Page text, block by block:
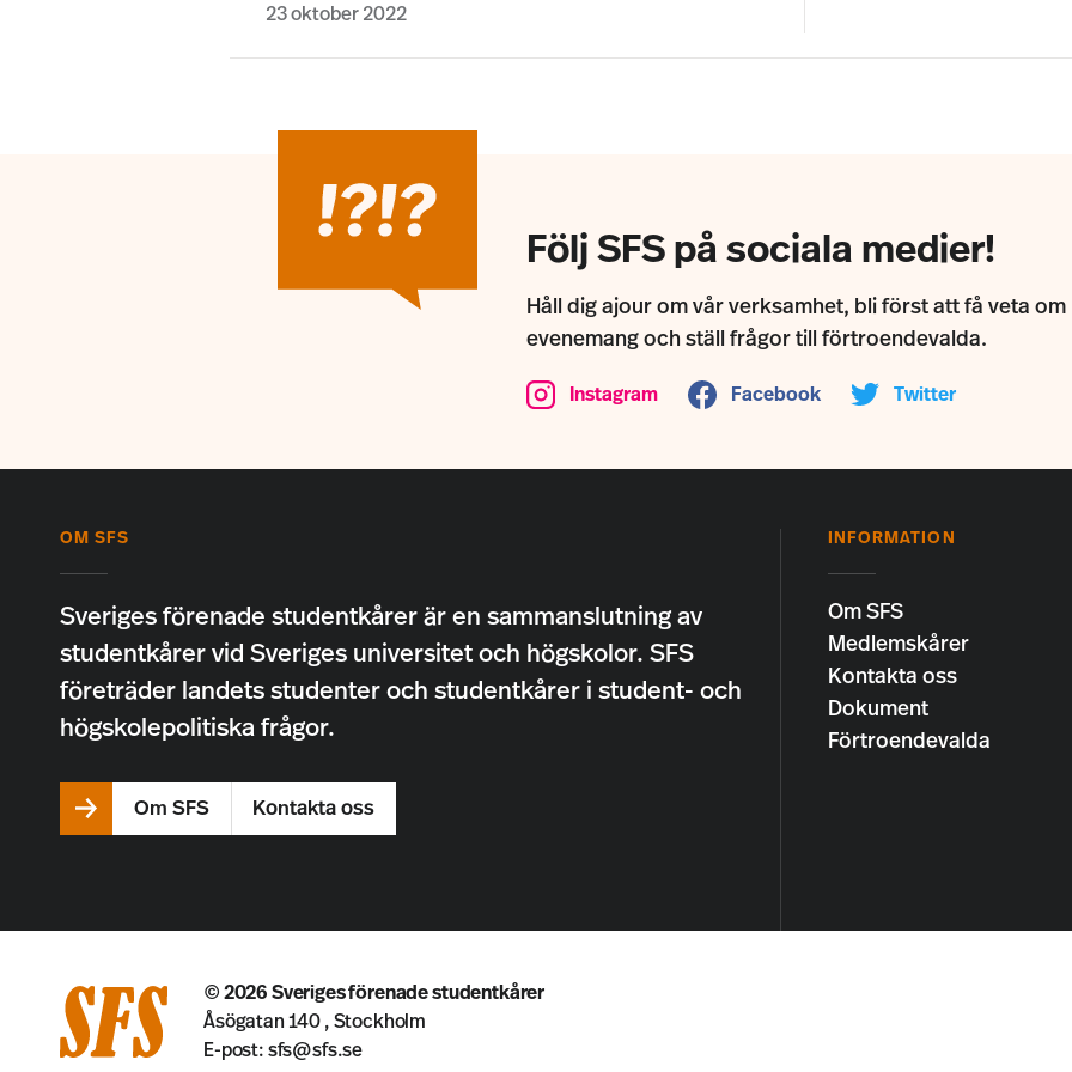
23 oktober 2022
Följ SFS på sociala medier!
Håll dig ajour om vår verksamhet, bli först att få veta om
evenemang och ställ frågor till förtroendevalda.
Instagram Facebook Twitter
OM SFS
Sveriges förenade studentkårer är en sammanslutning av
studentkårer vid Sveriges universitet och högskolor. SFS
företräder landets studenter och studentkårer i student- och
högskolepolitiska frågor.
Om SFS Kontakta oss
INFORMATION
Om SFS
Medlemskårer
Kontakta oss
Dokument
Förtroendevalda
© 2026 Sveriges förenade studentkårer
Åsögatan 140 , Stockholm
E-post: sfs@sfs.se